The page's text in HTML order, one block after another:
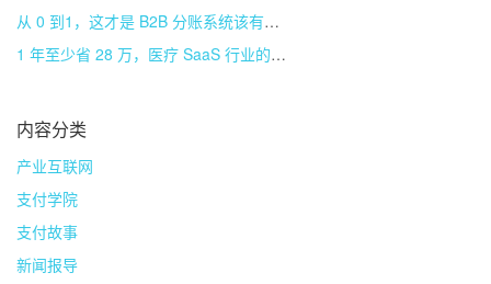
从 0 到1，这才是 B2B 分账系统该有的样子
1 年至少省 28 万，医疗 SaaS 行业的分账系统是如何实现的？
内容分类
产业互联网
支付学院
支付故事
新闻报导